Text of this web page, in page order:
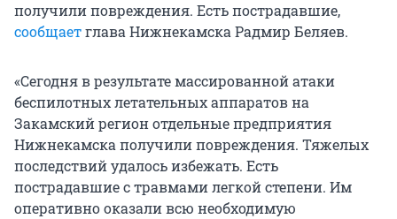
получили повреждения. Есть пострадавшие,
сообщаетглава Нижнекамска Радмир Беляев.
«Сегодня в результате массированной атаки
беспилотных летательных аппаратов на
Закамский регион отдельные предприятия
Нижнекамска получили повреждения. Тяжелых
последствий удалось избежать. Есть
пострадавшие с травмами легкой степени. Им
оперативно оказали всю необходимую